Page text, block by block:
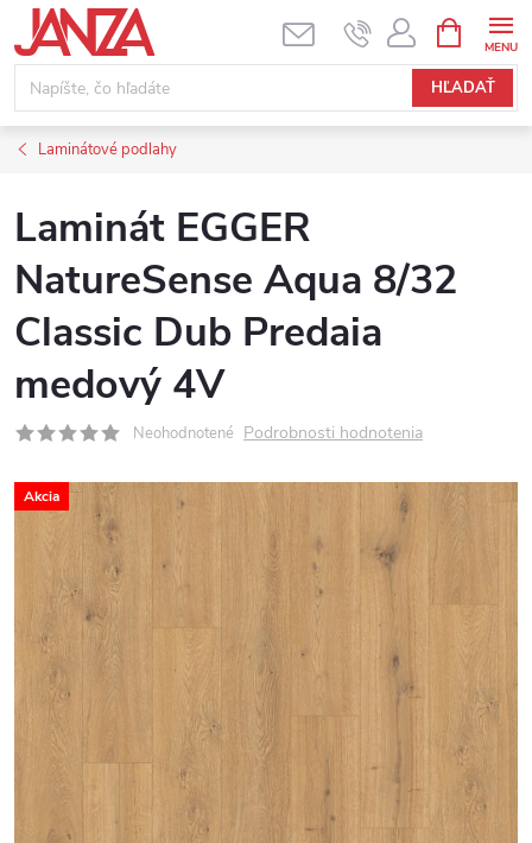
Prejsť na obsah
HĽADAŤ
Laminátové podlahy
Laminát EGGER
NatureSense Aqua 8/32
Classic Dub Predaia
medový 4V
Neohodnotené Podrobnosti hodnotenia
Akcia